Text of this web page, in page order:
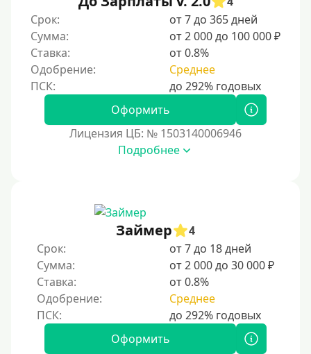
Срок:
от 7 до 365 дней
Сумма:
от 2 000 до 100 000 ₽
Ставка:
от 0.8%
Одобрение:
Среднее
Оформить
Лицензия ЦБ: № 1503140006946
Подробнее
Займер
4
Срок:
от 7 до 18 дней
Сумма:
от 2 000 до 30 000 ₽
Ставка:
от 0.8%
Одобрение:
Среднее
Оформить